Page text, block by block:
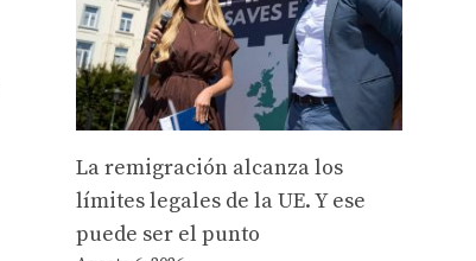
La remigración alcanza los
límites legales de la UE. Y ese
puede ser el punto